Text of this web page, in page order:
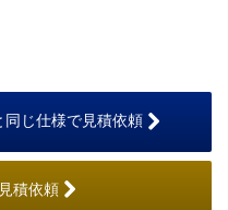
同じ仕様で見積依頼
積依頼